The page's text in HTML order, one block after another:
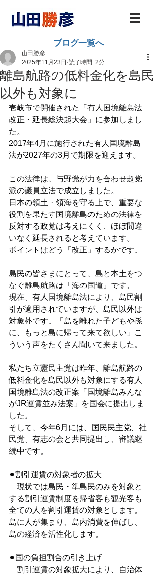
ブログ一覧へ
離島航路の低料金化を島民
以外も対象に
山田勝彦
2025年11月23日 読了時間: 2分
壱岐市で開催された「有人国境離島法
改正・延長総決起大会」に参加しまし
た。
2017年4月に施行された有人国境離島
法が2027年の3月で期限を迎えます。
この法律は、与野党が力を合わせ超党
派の議員立法で成立しました。
日本の領土・領海を守る上で、重要な
役割を果たす国境離島のための法律を
反対する政党は考えにくく、ほぼ間違
いなく延長されると考えています。
ポイントはどう「改正」するかです。
島民の皆さまにとって、島と本土をつ
なぐ離島航路は「海の国道」です。
現在、有人国境離島法により、島民割
引が適用されていますが、島民以外は
対象外です。「島を離れた子どもや孫
に、もっと島に帰って来て欲しい」こ
ういう声をたくさん聞いて来ました。
私たち立憲民主党は昨年、離島航路の
低料金化を島民以外も対象にする有人
国境離島法の改正案「国境離島みんな
がJR運賃並み法案」を国会に提出しま
した。
そして、今年6月には、国民民主党、社
民党、有志の会と共同提出し、審議継
続中です。
⚫︎割引運賃の対象者の拡大
現状では島民・準島民のみを対象と
する割引運賃制度を帰省客も観光客も
全ての人を割引運賃の対象とします。
島に人が集まり、島内消費を伸ばし、
島の経済を活性化します。
⚫︎国の負担割合の引き上げ
割引運賃の対象拡大により、自治体